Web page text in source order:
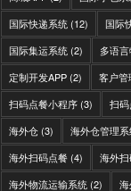
国际快递系统 (12) 国际
国际集运系统 (2) 多语
定制开发APP(2) 客户管
扫码点餐小程序(3) 扫
海外仓(3) 海外仓管理系
海外扫码点餐(4) 海外
海外物流运输系统 (2)